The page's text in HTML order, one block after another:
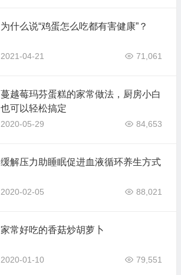
为什么说“鸡蛋怎么吃都有害健康”？
2021-04-21 71,061
蔓越莓玛芬蛋糕的家常做法，厨房小白
也可以轻松搞定
2020-05-29 84,653
缓解压力助睡眠促进血液循环养生方式
2020-02-05 88,021
家常好吃的香菇炒胡萝卜
2020-01-10 79,551